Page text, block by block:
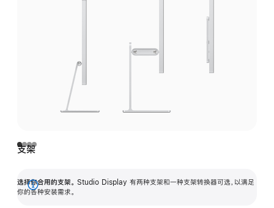
支架
选择你合用的支架。 Studio Display 有两种支架和一种支架转换器可选，以满足
你的各种安装需求。
展